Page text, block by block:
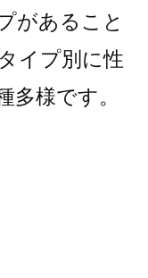
があること
イプ別に性
多様です。